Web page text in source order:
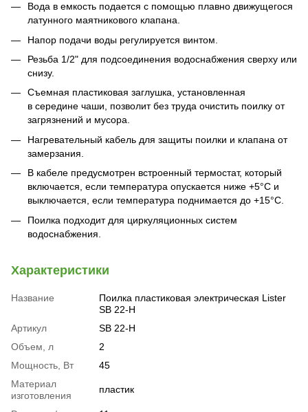
Вода в емкость подается с помощью плавно движущегося
латунного маятникового клапана.
Напор подачи воды регулируется винтом.
Резьба 1/2" для подсоединения водоснабжения сверху или
снизу.
Съемная пластиковая заглушка, установленная
в середине чаши, позволит без труда очистить поилку от
загрязнений и мусора.
Нагревательный кабель для защиты поилки и клапана от
замерзания.
В кабеле предусмотрен встроенный термостат, который
включается, если температура опускается ниже +5°C и
выключается, если температура поднимается до +15°C.
Поилка подходит для циркуляционных систем
водоснабжения.
Характеристики
Название
Поилка пластиковая электрическая Lister
SB 22-H
Артикул
SB 22-H
Объем, л
2
Мощность, Вт
45
Материал
изготовления
пластик